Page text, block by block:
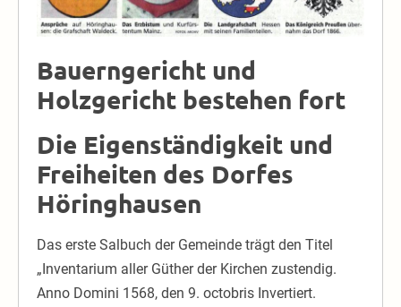
Bauerngericht und
Holzgericht bestehen fort
Die Eigenständigkeit und
Freiheiten des Dorfes
Höringhausen
Das erste Salbuch der Gemeinde trägt den Titel
„Inventarium aller Güther der Kirchen zustendig.
Anno Domini 1568, den 9. octobris Invertiert.